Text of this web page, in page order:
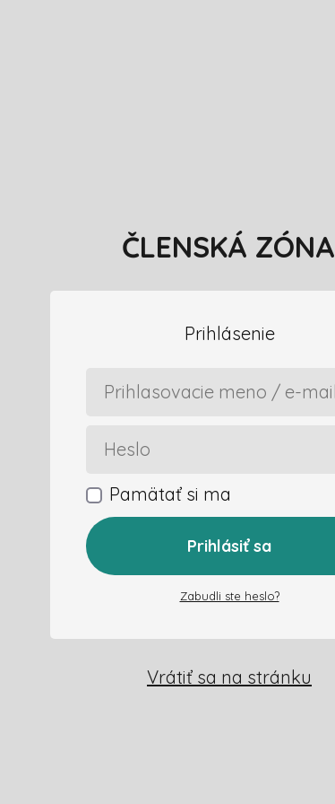
ČLENSKÁ ZÓNA
Prihlásenie
Pamätať si ma
Prihlásiť sa
Zabudli ste heslo?
Vrátiť sa na stránku